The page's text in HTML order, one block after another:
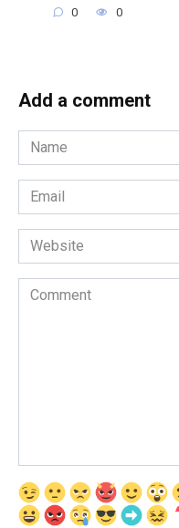
0 0
Add a comment
Name
*
Email
*
Website
Comment